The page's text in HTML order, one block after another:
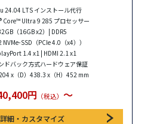
24.04 LTS インストール代行
Core™ Ultra 9 285 プロセッサー
（16GB x2）| DDR5
NVMe-SSD（PCIe 4.0（x4））
1.4 x1 | HDMI 2.1 x1
ドバック方式ハードウェア保証
x（D）438.3 x（H）452 mm
円 （税込） 〜
詳細・カスタマイズ